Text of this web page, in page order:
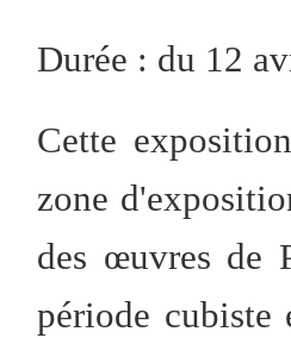
Durée : du 12
Cette
zone
des œuvres de
période cubiste